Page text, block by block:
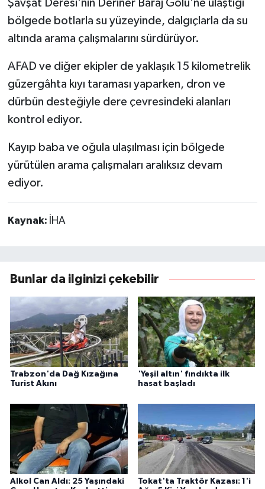
Şavşat Deresi'nin Deriner Baraj Gölü'ne ulaştığı
bölgede botlarla su yüzeyinde, dalgıçlarla da su
altında arama çalışmalarını sürdürüyor.
AFAD ve diğer ekipler de yaklaşık 15 kilometrelik
güzergâhta kıyı taraması yaparken, dron ve
dürbün desteğiyle dere çevresindeki alanları
kontrol ediyor.
Kayıp baba ve oğula ulaşılması için bölgede
yürütülen arama çalışmaları aralıksız devam
ediyor.
Kaynak: İHA
Bunlar da ilginizi çekebilir
Trabzon'da Dağ Kızağına
Turist Akını
'Yeşil altın' fındıkta ilk
hasat başladı
Alkol Can Aldı: 25 Yaşındaki
Tokat'ta Traktör Kazası: 1'i